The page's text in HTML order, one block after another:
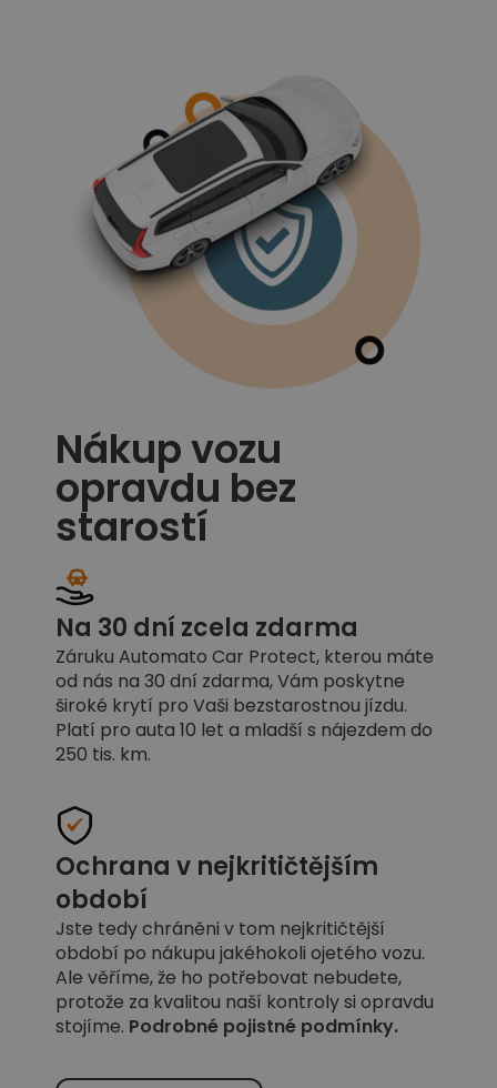
Nákup vozu
opravdu bez
starostí
Na 30 dní zcela zdarma
Záruku Automato Car Protect, kterou máte
od nás na 30 dní zdarma, Vám poskytne
široké krytí pro Vaši bezstarostnou jízdu.
Platí pro auta 10 let a mladší s nájezdem do
250 tis. km.
Ochrana v nejkritičtějším
období
Jste tedy chráněni v tom nejkritičtější
období po nákupu jakéhokoli ojetého vozu.
Ale věříme, že ho potřebovat nebudete,
protože za kvalitou naší kontroly si opravdu
stojíme. Podrobné pojistné podmínky.